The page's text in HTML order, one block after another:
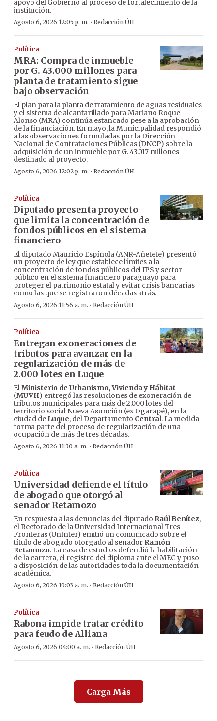
apoyo del Gobierno al proceso de fortalecimiento de la
institución.
Agosto 6, 2026 12:05 p. m. · Redacción ÚH
Política
MRA: Compra de inmueble
por G. 43.000 millones para
planta de tratamiento sigue
bajo observación
El plan para la planta de tratamiento de aguas residuales
y el sistema de alcantarillado para Mariano Roque
Alonso (MRA) continúa estancado pese a la aprobación
de la financiación. En mayo, la Municipalidad respondió
a las observaciones formuladas por la Dirección
Nacional de Contrataciones Públicas (DNCP) sobre la
adquisición de un inmueble por G. 43.017 millones
destinado al proyecto.
Agosto 6, 2026 12:02 p. m. · Redacción ÚH
Política
Diputado presenta proyecto
que limita la concentración de
fondos públicos en el sistema
financiero
El diputado Mauricio Espínola (ANR-Añetete) presentó
un proyecto de ley que establece límites a la
concentración de fondos públicos del IPS y sector
público en el sistema financiero paraguayo para
proteger el patrimonio estatal y evitar crisis bancarias
como las que se registraron décadas atrás.
Agosto 6, 2026 11:56 a. m. · Redacción ÚH
Política
Entregan exoneraciones de
tributos para avanzar en la
regularización de más de
2.000 lotes en Luque
ElMinisterio de Urbanismo, Vivienda y Hábitat
(MUVH) entregó las resoluciones de exoneración de
tributos municipales para más de 2.000 lotes del
territorio social Nueva Asunción (ex Ogarapé), en la
ciudad de Luque, del Departamento Central. La medida
forma parte del proceso de regularización de una
ocupación de más de tres décadas.
Agosto 6, 2026 11:30 a. m. · Redacción ÚH
Política
Universidad defiende el título
de abogado que otorgó al
senador Retamozo
En respuesta a las denuncias del diputado Raúl Benítez,
el Rectorado de la Universidad Internacional Tres
Fronteras (UnInter) emitió un comunicado sobre el
título de abogado otorgado al senador Ramón
Retamozo. La casa de estudios defendió la habilitación
de la carrera, el registro del diploma ante el MEC y puso
a disposición de las autoridades toda la documentación
académica.
Agosto 6, 2026 10:03 a. m. · Redacción ÚH
Política
Rabona impide tratar crédito
para feudo de Alliana
Agosto 6, 2026 04:00 a. m. · Redacción ÚH
Carga Más